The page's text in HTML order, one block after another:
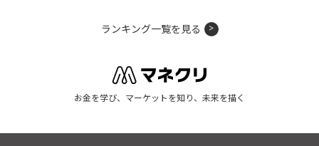
ランキング一覧を見る
お金を学び、マーケットを知り、未来を描く